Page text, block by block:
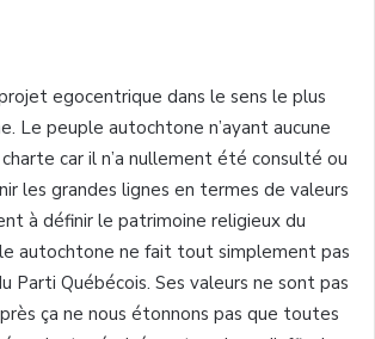
egocentrique dans le sens le plus
Le peuple autochtone n’ayant aucune
car il n’a nullement été consulté ou
les grandes lignes en termes de valeurs
à définir le patrimoine religieux du
autochtone ne fait tout simplement pas
Parti Québécois. Ses valeurs ne sont pas
ça ne nous étonnons pas que toutes